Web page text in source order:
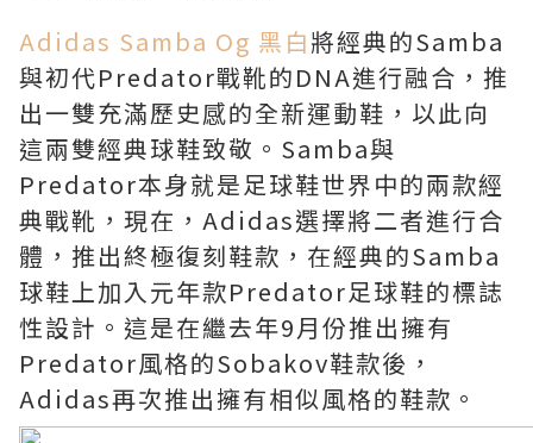
Adidas Samba Og 黑白將經典的Samba
與初代Predator戰靴的DNA進行融合，推
出一雙充滿歷史感的全新運動鞋，以此向
這兩雙經典球鞋致敬。Samba與
Predator本身就是足球鞋世界中的兩款經
典戰靴，現在，Adidas選擇將二者進行合
體，推出終極復刻鞋款，在經典的Samba
球鞋上加入元年款Predator足球鞋的標誌
性設計。這是在繼去年9月份推出擁有
Predator風格的Sobakov鞋款後，
Adidas再次推出擁有相似風格的鞋款。